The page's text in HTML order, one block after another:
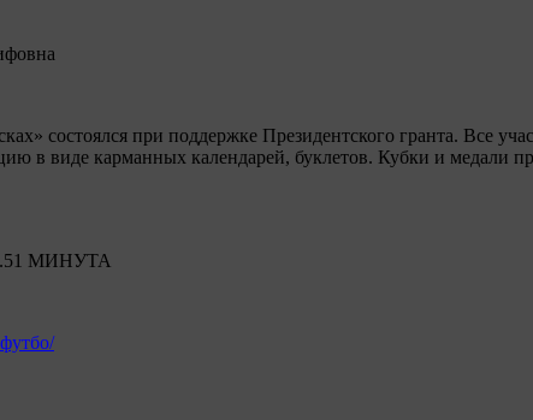
состоялся при поддержке Президентского гранта. Все
в виде карманных календарей, буклетов. Кубки и медали
МИНУТА